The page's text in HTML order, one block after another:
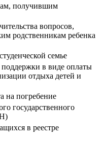
получившим
вопросов,
родственникам ребенка
семье
в виде оплаты
отдыха детей и
на погребение
государственного
в реестре